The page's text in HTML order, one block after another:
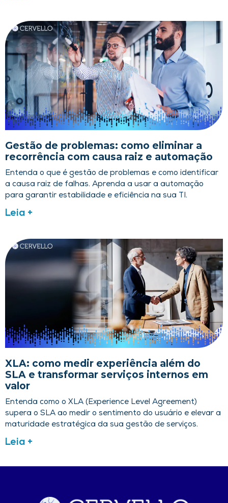
Gestão de problemas: como eliminar a
recorrência com causa raiz e automação
Entenda o que é gestão de problemas e como identificar
a causa raiz de falhas. Aprenda a usar a automação
para garantir estabilidade e eficiência na sua TI.
Leia +
XLA: como medir experiência além do
SLA e transformar serviços internos em
valor
Entenda como o XLA (Experience Level Agreement)
supera o SLA ao medir o sentimento do usuário e elevar a
maturidade estratégica da sua gestão de serviços.
Leia +